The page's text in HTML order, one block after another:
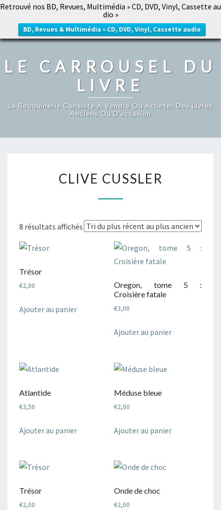
Retrouvé nos BD, Revues, Multimédia » CD, DVD, Vinyl, Cassette au
dio »
BD, Revues & Multimédia » CD, DVD, Vinyl, Cassette audio
LE CARROUSEL DU LIVRE
LE CARROUSEL DU
LIVRE
La Bouquinerie Consiste À Vendre Ou Acheter Des Livres
Anciens Ou D’occasion
CUSSLER
CLIVE CUSSLER
8 résultats affichés Trié
Trésor
€2,00
Ajouter au panier
Oregon, tome 5 :
Croisière fatale
€3,00
Ajouter au panier
Atlantide
€3,50
Ajouter au panier
Méduse bleue
€2,00
Ajouter au panier
Trésor
€2,00
Onde de choc
€2,00